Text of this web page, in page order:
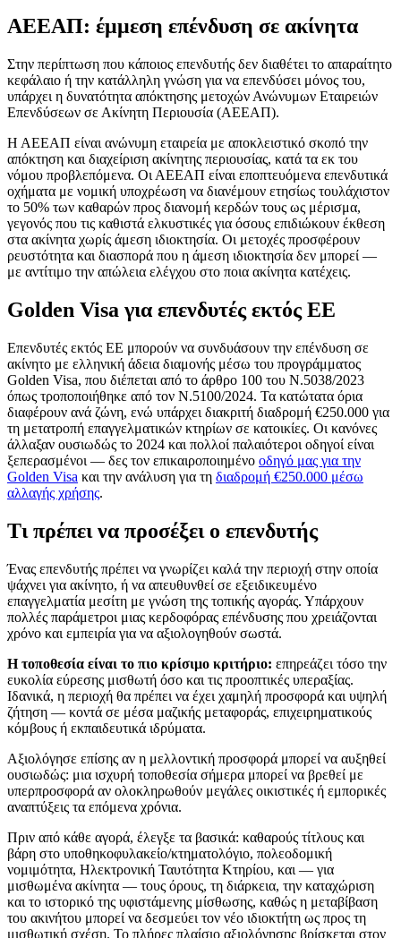
ΑΕΕΑΠ: έμμεση επένδυση σε ακίνητα
Στην περίπτωση που κάποιος επενδυτής δεν διαθέτει το απαραίτητο
κεφάλαιο ή την κατάλληλη γνώση για να επενδύσει μόνος του,
υπάρχει η δυνατότητα απόκτησης μετοχών Ανώνυμων Εταιρειών
Επενδύσεων σε Ακίνητη Περιουσία (ΑΕΕΑΠ).
Η ΑΕΕΑΠ είναι ανώνυμη εταιρεία με αποκλειστικό σκοπό την
απόκτηση και διαχείριση ακίνητης περιουσίας, κατά τα εκ του
νόμου προβλεπόμενα. Οι ΑΕΕΑΠ είναι εποπτευόμενα επενδυτικά
οχήματα με νομική υποχρέωση να διανέμουν ετησίως τουλάχιστον
το 50% των καθαρών προς διανομή κερδών τους ως μέρισμα,
γεγονός που τις καθιστά ελκυστικές για όσους επιδιώκουν έκθεση
στα ακίνητα χωρίς άμεση ιδιοκτησία. Οι μετοχές προσφέρουν
ρευστότητα και διασπορά που η άμεση ιδιοκτησία δεν μπορεί —
με αντίτιμο την απώλεια ελέγχου στο ποια ακίνητα κατέχεις.
Golden Visa για επενδυτές εκτός ΕΕ
Επενδυτές εκτός ΕΕ μπορούν να συνδυάσουν την επένδυση σε
ακίνητο με ελληνική άδεια διαμονής μέσω του προγράμματος
Golden Visa, που διέπεται από το άρθρο 100 του Ν.5038/2023
όπως τροποποιήθηκε από τον Ν.5100/2024. Τα κατώτατα όρια
διαφέρουν ανά ζώνη, ενώ υπάρχει διακριτή διαδρομή €250.000 για
τη μετατροπή επαγγελματικών κτηρίων σε κατοικίες. Οι κανόνες
άλλαξαν ουσιωδώς το 2024 και πολλοί παλαιότεροι οδηγοί είναι
ξεπερασμένοι — δες τον επικαιροποιημένο οδηγό μας για την
Golden Visa και την ανάλυση για τη διαδρομή €250.000 μέσω
αλλαγής χρήσης.
Τι πρέπει να προσέξει ο επενδυτής
Ένας επενδυτής πρέπει να γνωρίζει καλά την περιοχή στην οποία
ψάχνει για ακίνητο, ή να απευθυνθεί σε εξειδικευμένο
επαγγελματία μεσίτη με γνώση της τοπικής αγοράς. Υπάρχουν
πολλές παράμετροι μιας κερδοφόρας επένδυσης που χρειάζονται
χρόνο και εμπειρία για να αξιολογηθούν σωστά.
Η τοποθεσία είναι το πιο κρίσιμο κριτήριο: επηρεάζει τόσο την
ευκολία εύρεσης μισθωτή όσο και τις προοπτικές υπεραξίας.
Ιδανικά, η περιοχή θα πρέπει να έχει χαμηλή προσφορά και υψηλή
ζήτηση — κοντά σε μέσα μαζικής μεταφοράς, επιχειρηματικούς
κόμβους ή εκπαιδευτικά ιδρύματα.
Αξιολόγησε επίσης αν η μελλοντική προσφορά μπορεί να αυξηθεί
ουσιωδώς: μια ισχυρή τοποθεσία σήμερα μπορεί να βρεθεί με
υπερπροσφορά αν ολοκληρωθούν μεγάλες οικιστικές ή εμπορικές
αναπτύξεις τα επόμενα χρόνια.
Πριν από κάθε αγορά, έλεγξε τα βασικά: καθαρούς τίτλους και
βάρη στο υποθηκοφυλακείο/κτηματολόγιο, πολεοδομική
νομιμότητα, Ηλεκτρονική Ταυτότητα Κτηρίου, και — για
μισθωμένα ακίνητα — τους όρους, τη διάρκεια, την καταχώριση
και το ιστορικό της υφιστάμενης μίσθωσης, καθώς η μεταβίβαση
του ακινήτου μπορεί να δεσμεύει τον νέο ιδιοκτήτη ως προς τη
μισθωτική σχέση. Το πλήρες πλαίσιο αξιολόγησης βρίσκεται στον